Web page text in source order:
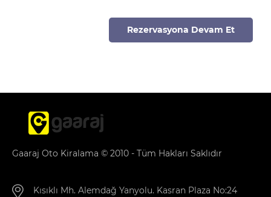
Rezervasyona Devam Et
Gaaraj Oto Kiralama © 2010 - Tüm Hakları Saklıdır
Kısıklı Mh. Alemdağ Yanyolu. Kasran Plaza No:24